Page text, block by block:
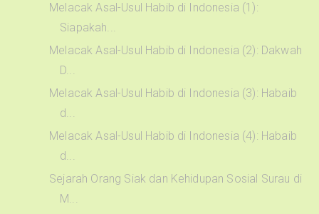
Melacak Asal-Usul Habib di Indonesia (1):
Siapakah...
Melacak Asal-Usul Habib di Indonesia (2): Dakwah
D...
Melacak Asal-Usul Habib di Indonesia (3): Habaib
d...
Melacak Asal-Usul Habib di Indonesia (4): Habaib
d...
Sejarah Orang Siak dan Kehidupan Sosial Surau di
M...